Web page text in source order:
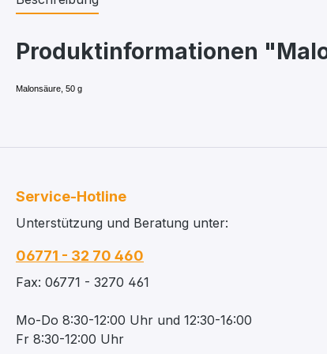
Produktinformationen
Malonsäure, 50 g
Service-Hotline
Unterstützung und Beratung unter:
06771 - 32 70 460
Fax: 06771 - 3270 461
Mo-Do 8:30-12:00 Uhr und 12:30-16:00
Fr 8:30-12:00 Uhr